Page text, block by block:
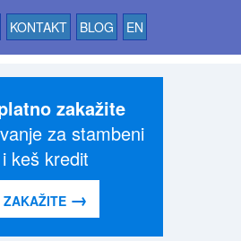
KONTAKT BLOG EN
zakažite
za stambeni
i keš kredit
ZAKAŽITE →